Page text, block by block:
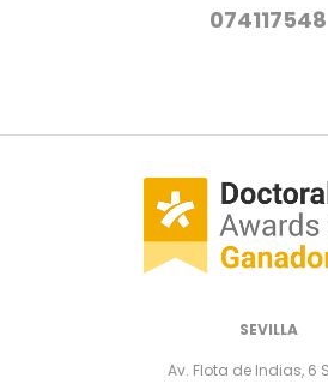
074117548
SEVILLA
Av. Flota de Indias, 6